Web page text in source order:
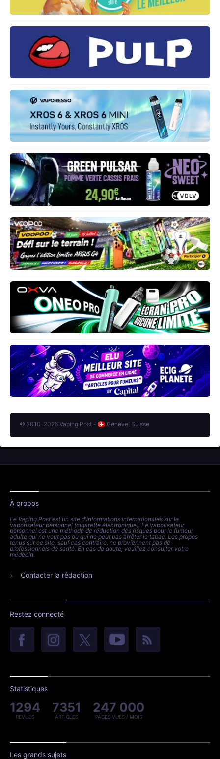
© 2010-2026 Vaping Post - Genève, Suisse
À propos
Le Vaping Post est un site d'informations internationales sur le
vaporisateur personnel (cigarette électronique). Le vaporisateur
personnel est une méthode de réduction des risques pour le fumeur
adulte qui ne veut pas ou qui ne peut pas arrêter le tabac. Les propos
tenus sur ce site, sauf cas contraire, ne proviennent pas de
professionnels de santé. En cas de doute, veuillez consulter votre
médecin.
Contacter la rédaction
Restez connecté
Statistiques
1294
REVUES
7351
ARTICLES
247 000
PAGES VUES / MOIS
Les grands sujets